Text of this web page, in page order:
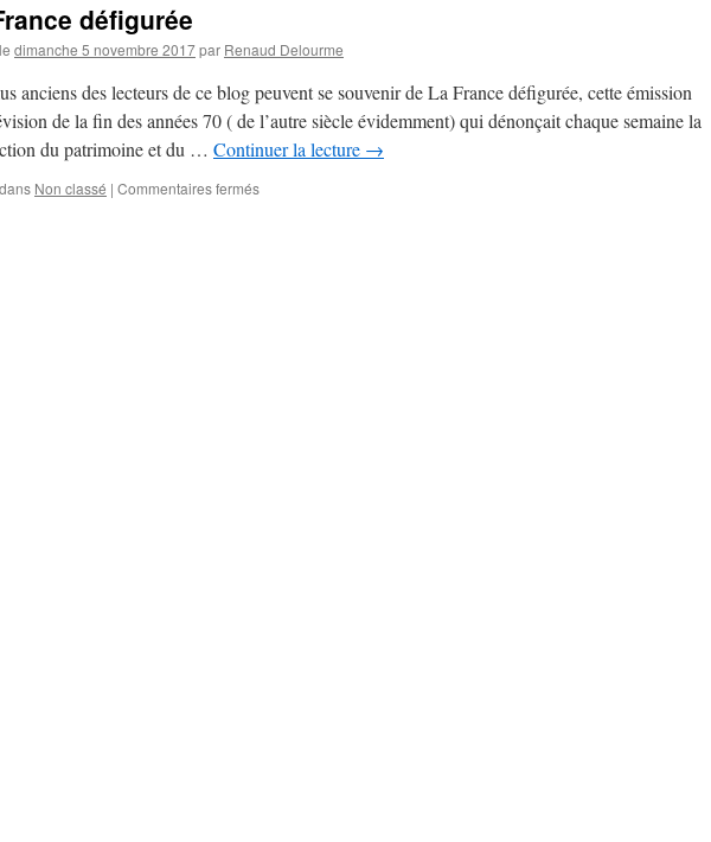
défigurée
dimanche 5 novembre 2017par Renaud Delourme
anciens des lecteurs de ce blog peuvent se souvenir de La France défigurée, cette émission
de la fin des années 70 ( de l’autre siècle évidemment) qui dénonçait chaque semaine la
du patrimoine et du … Continuer la lecture →
Non classé | Commentaires fermés